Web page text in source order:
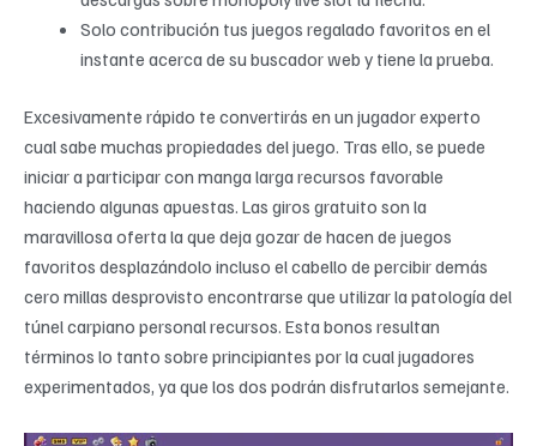
Solo contribución tus juegos regalado favoritos en el
instante acerca de su buscador web y tiene la prueba.
Excesivamente rápido te convertirás en un jugador experto
cual sabe muchas propiedades del juego. Tras ello, se puede
iniciar a participar con manga larga recursos favorable
haciendo algunas apuestas. Las giros gratuito son la
maravillosa oferta la que deja gozar de hacen de juegos
favoritos desplazándolo incluso el cabello de percibir demás
cero millas desprovisto encontrarse que utilizar la patologí­a del
túnel carpiano personal recursos. Esta bonos resultan
términos lo tanto sobre principiantes por la cual jugadores
experimentados, ya que los dos podrán disfrutarlos semejante.